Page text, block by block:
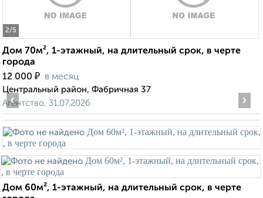
2/5
Дом 70м², 1-этажный, на длительный срок, в черте
города
12 000 ₽ в месяц
Центральный район, Фабричная 37
Агентство, 31.07.2026
‹ ›
Дом 60м², 1-этажный, на длительный срок, в черте